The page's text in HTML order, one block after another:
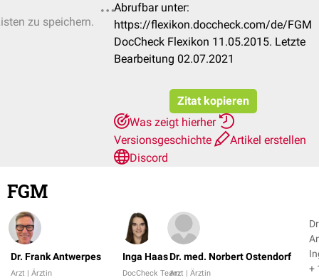
zu speichern.
Abrufbar unter:
https://flexikon.doccheck.com/de/FGM
DocCheck Flexikon 11.05.2015. Letzte
Bearbeitung 02.07.2021
Zitat kopieren
Was zeigt hierher
Versionsgeschichte
Artikel erstellen
Discord
FGM
Dr. Frank Antwerpes
Arzt | Ärztin
Inga Haas
DocCheck Team
Dr. med. Norbert Ostendorf
Arzt | Ärztin
+